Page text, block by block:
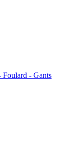
Foulard - Gants